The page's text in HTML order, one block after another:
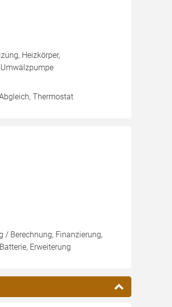
Heizkörper,
Thermostat
/ Berechnung, Finanzierung,
Erweiterung